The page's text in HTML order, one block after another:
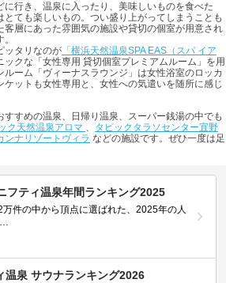
行き、温泉に入ったり、美味しいものを食べた
とても楽しいもの。つい盛り上がってしまうことも
客層にあった雰囲気の施設や貸切の個室が用意され
ッタリなのが 「横浜天然温泉SPA EAS（スパ イア
ックな「女性専用 貸切個室プレミアムルーム」を用
ーム「ヴィーナスラウンジ」は女性浴室のロッカ
ットも女性専用と、女性への気遣いを随所に感じ
すめの温泉、日帰り温泉、スーパー銭湯の中でも
ク天然温泉アロマ 、 タピックタラソセンター宜野
ナリゾートヴィラ などの施設です。ぜひ一度は足
フティ温泉年間ランキング2025
万件の中から頂点に選ばれた、2025年の人
…
温泉 サウナランキング2026